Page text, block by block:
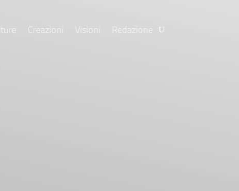
Creazioni Visioni Redazione